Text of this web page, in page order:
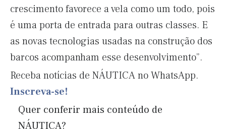
crescimento favorece a vela como um todo, pois
é uma porta de entrada para outras classes. E
as novas tecnologias usadas na construção dos
barcos acompanham esse desenvolvimento”.
Receba notícias de NÁUTICA no WhatsApp.
Inscreva-se!
Quer conferir mais conteúdo de
NÁUTICA?